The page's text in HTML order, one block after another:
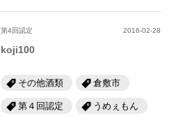
第4回認定 2016-02-28
koji100
その他酒類 倉敷市
第４回認定 うめぇもん